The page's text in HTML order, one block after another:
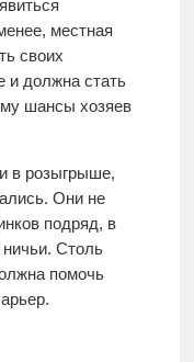
местная
своих
должна стать
шансы хозяев
в розыгрыше,
Они не
подряд, в
Столь
помочь